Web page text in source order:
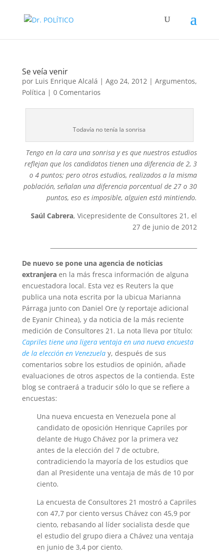
Se veía venir
por Luis Enrique Alcalá | Ago 24, 2012| Argumentos,
Política | 0 Comentarios
Todavía no tenía la sonrisa
Tengo en la cara una sonrisa y es que nuestros estudios
reflejan que los candidatos tienen una diferencia de 2, 3
o 4 puntos; pero otros estudios, realizados a la misma
población, señalan una diferencia porcentual de 27 o 30
puntos, eso es imposible, alguien está mintiendo.
Saúl Cabrera, Vicepresidente de Consultores 21, el
27 de junio de 2012
De nuevo se pone una agencia de noticias
extranjeraen la más fresca información de alguna
encuestadora local. Esta vez es Reuters la que
publica una nota escrita por la ubicua Marianna
Párraga junto con Daniel Ore (y reportaje adicional
de Eyanir Chinea), y da noticia de la más reciente
medición de Consultores 21. La nota lleva por título:
Capriles tiene una ligera ventaja en una nueva encuesta
de la elección en Venezuelay, después de sus
comentarios sobre los estudios de opinión, añade
evaluaciones de otros aspectos de la contienda. Este
blog se contraerá a traducir sólo lo que se refiere a
encuestas:
Una nueva encuesta en Venezuela pone al
candidato de oposición Henrique Capriles por
delante de Hugo Chávez por la primera vez
antes de la elección del 7 de octubre,
contradiciendo la mayoría de los estudios que
dan al Presidente una ventaja de más de 10 por
ciento.
La encuesta de Consultores 21 mostró a Capriles
con 47,7 por ciento versus Chávez con 45,9 por
ciento, rebasando al líder socialista desde que
el estudio del grupo diera a Chávez una ventaja
en junio de 3,4 por ciento.